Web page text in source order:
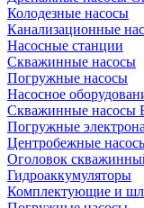
Колодезные насосы
Канализационные
Насосные станции
Скважинные насосы
Погружные насосы
Насосное
Скважинные насосы
Погружные
Центробежные
Оголовок
Гидроаккумуляторы
Комплектующие и